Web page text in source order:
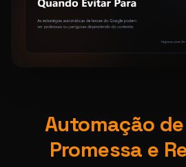
Automação
Promessa e